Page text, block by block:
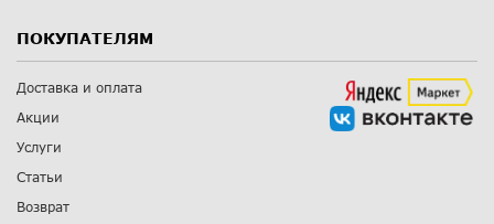
ПОКУПАТЕЛЯМ
Доставка и оплата
Акции
Услуги
Статьи
Возврат